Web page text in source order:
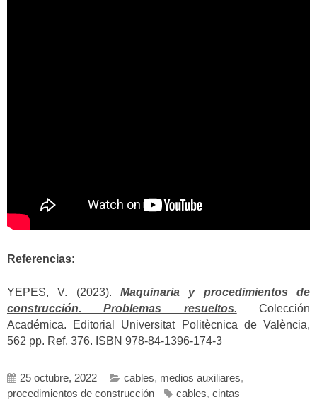
Referencias:
YEPES, V. (2023). Maquinaria y procedimientos de
construcción. Problemas resueltos. Colección
Académica. Editorial Universitat Politècnica de València,
562 pp. Ref. 376. ISBN 978-84-1396-174-3
25 octubre, 2022 cables, medios auxiliares,
procedimientos de construcción
cables, cintas